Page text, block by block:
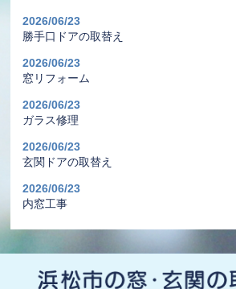
2026/06/23
勝手口ドアの取替え
2026/06/23
窓リフォーム
2026/06/23
ガラス修理
2026/06/23
玄関ドアの取替え
2026/06/23
内窓工事